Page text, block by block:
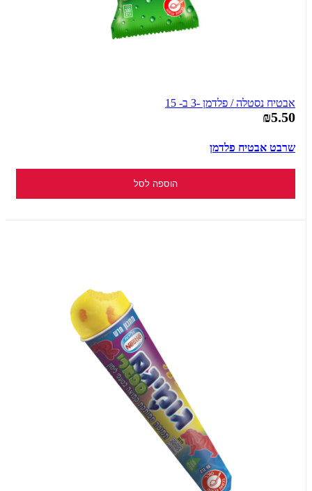
אבטיח נסטלה / פלדמן -3 ב- 15
₪5.50
שרבט אבטיח פלדמן
הוספה לסל